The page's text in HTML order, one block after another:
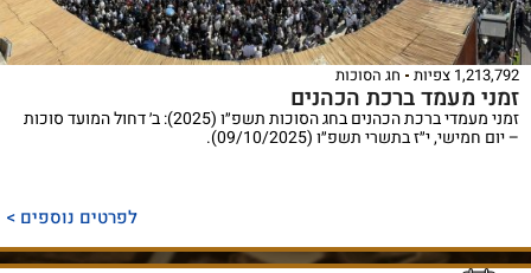
1,213,792 צפיות חג הסוכות
זמני מעמד ברכת הכהנים
זמני מעמדי ברכת הכהנים בחג הסוכות תשפ״ו (2025): ב׳ דחול המועד סוכות
– יום חמישי, י״ז בתשרי תשפ״ו (09/10/2025).
לפרטים נוספים >